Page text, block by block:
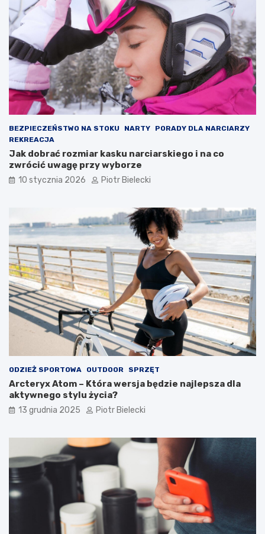
BEZPIECZEŃSTWO NA STOKU NARTY
PORADY DLA NARCIARZY
REKREACJA
Jak dobrać rozmiar kasku narciarskiego i na co
zwrócić uwagę przy wyborze
10 stycznia 2026 Piotr Bielecki
ODZIEŻ SPORTOWA OUTDOOR SPRZĘT
Arcteryx Atom – Która wersja będzie najlepsza dla
aktywnego stylu życia?
13 grudnia 2025 Piotr Bielecki